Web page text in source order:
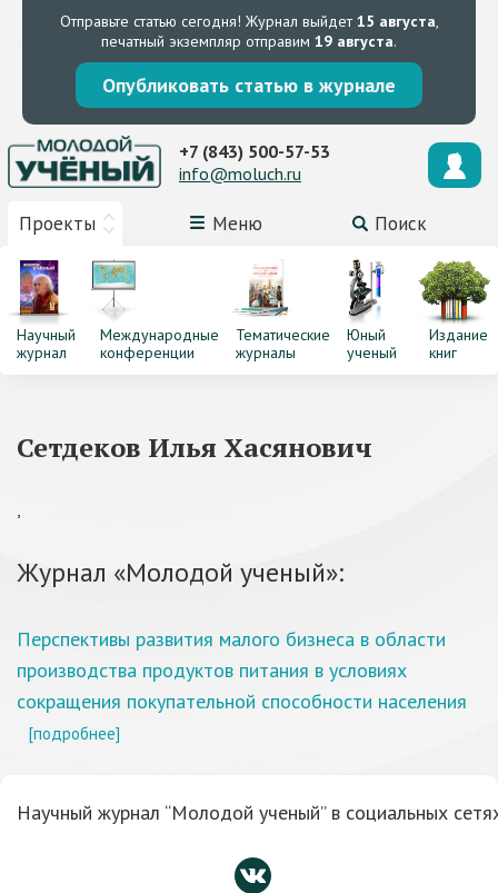
Отправьте статью сегодня! Журнал выйдет15 августа,
печатный экземпляр отправим 19 августа.
Опубликовать статью в журнале
Проекты Меню Поиск
+7 (843) 500-57-53
info@moluch.ru
Научный
журнал
Международные
конференции
Тематические
журналы
Юный
ученый
Издание
книг
Сетдеков Илья Хасянович
,
Журнал «Молодой ученый»:
Перспективы развития малого бизнеса в области
производства продуктов питания в условиях
сокращения покупательной способности населения
[подробнее]
Научный журнал “Молодой ученый” в социальных